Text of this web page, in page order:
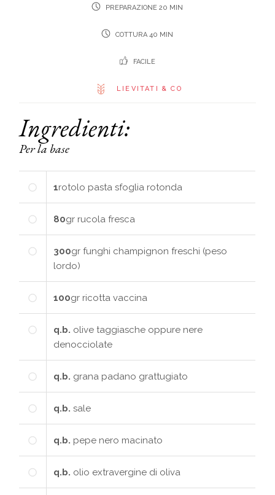
PREPARAZIONE 20 MIN
COTTURA 40 MIN
FACILE
LIEVITATI & CO
Ingredienti:
Per la base
1rotolo pasta sfoglia rotonda
80gr rucola fresca
300gr funghi champignon freschi (peso
lordo)
100gr ricotta vaccina
q.b. olive taggiasche oppure nere
denocciolate
q.b. grana padano grattugiato
q.b. sale
q.b. pepe nero macinato
q.b. olio extravergine di oliva